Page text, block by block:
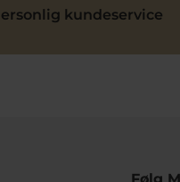
kundeservice